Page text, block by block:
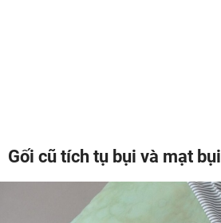
Gối cũ tích tụ bụi và mạt bụi